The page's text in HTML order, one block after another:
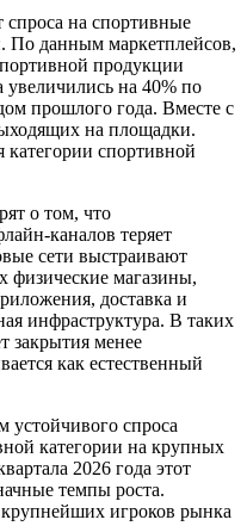
на спортивные
По данным маркетплейсов,
продукции
увеличились на 40% по
прошлого года. Вместе с
на площадки.
спортивной
о том, что
каналов теряет
сети выстраивают
физические магазины,
доставка и
инфраструктура. В таких
закрытия менее
как естественный
спроса
категории на крупных
2026 года этот
темпы роста.
игроков рынка